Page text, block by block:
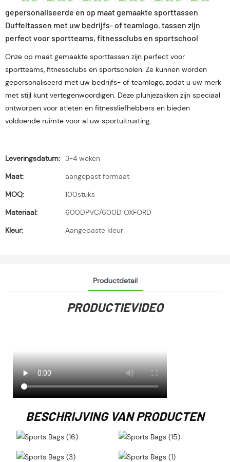
gepersonaliseerde en op maat gemaakte sporttassen
Duffeltassen met uw bedrijfs- of teamlogo, tassen zijn
perfect voor sportteams, fitnessclubs en sportschool
Onze op maat gemaakte sporttassen zijn perfect voor
sportteams, fitnessclubs en sportscholen. Ze kunnen worden
gepersonaliseerd met uw bedrijfs- of teamlogo, zodat u uw merk
met stijl kunt vertegenwoordigen. Deze plunjezakken zijn speciaal
ontworpen voor atleten en fitnessliefhebbers en bieden
voldoende ruimte voor al uw sportuitrusting.
Leveringsdatum: 3-4 weken
Maat:
aangepast formaat
MOQ:
100stuks
Materiaal:
600DPVC/600D OXFORD
Kleur:
Aangepaste kleur
Productdetail
PRODUCTIEVIDEO
BESCHRIJVING VAN PRODUCTEN